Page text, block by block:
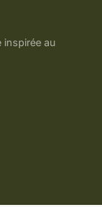
inspirée au